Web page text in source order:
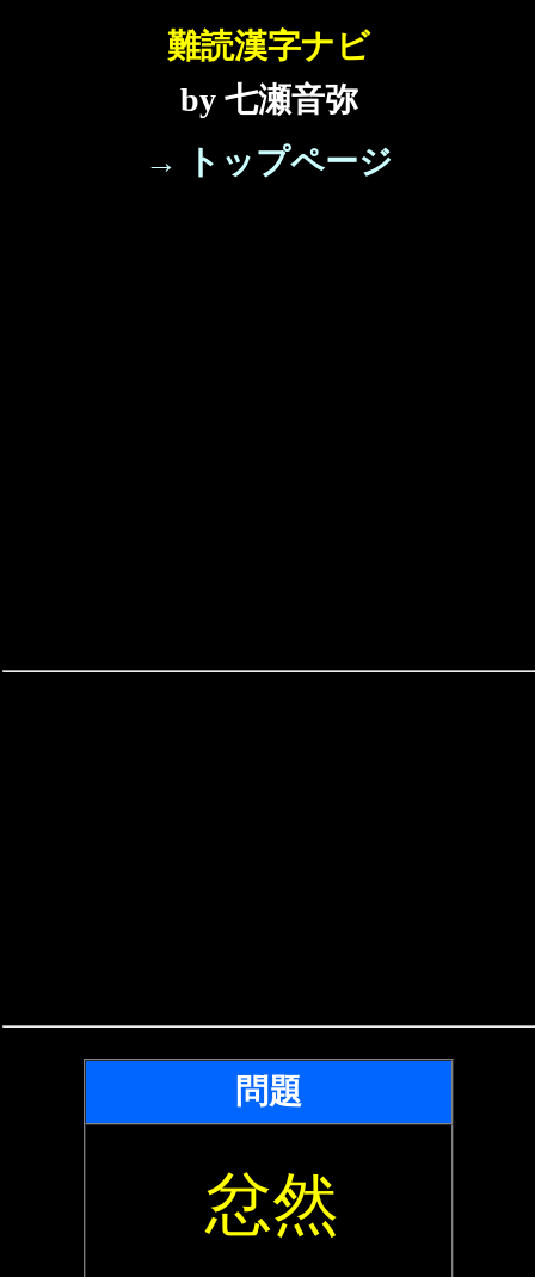
難読漢字ナビ
by 七瀬音弥
→ トップページ
問題
忿然